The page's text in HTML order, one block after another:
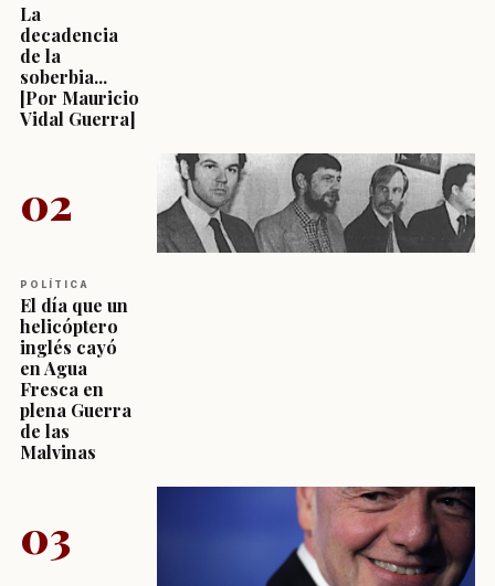
La
decadencia
de la
soberbia...
[Por Mauricio
Vidal Guerra]
02
POLÍTICA
El día que un
helicóptero
inglés cayó
en Agua
Fresca en
plena Guerra
de las
Malvinas
03